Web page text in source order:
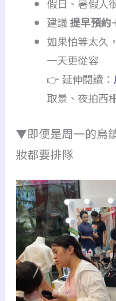
假日、暑假人
建議提早預約
如果怕等太久，
一天更從容
👉 延伸閱讀：
取景、夜拍西
▼即便是周一的烏
妝都要排隊